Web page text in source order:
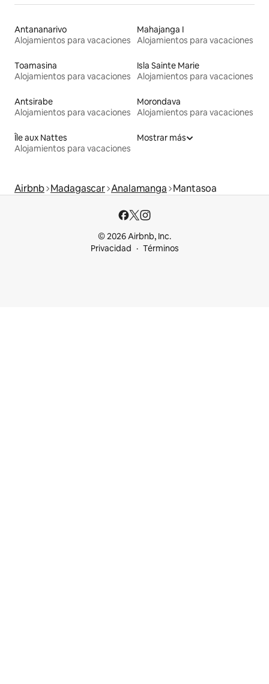
Antananarivo
Alojamientos para vacaciones
Mahajanga I
Alojamientos para vacaciones
Toamasina
Alojamientos para vacaciones
Isla Sainte Marie
Alojamientos para vacaciones
Antsirabe
Alojamientos para vacaciones
Morondava
Alojamientos para vacaciones
Île aux Nattes
Alojamientos para vacaciones
Mostrar más
Airbnb Madagascar Analamanga Mantasoa
© 2026 Airbnb, Inc.
Privacidad
Términos